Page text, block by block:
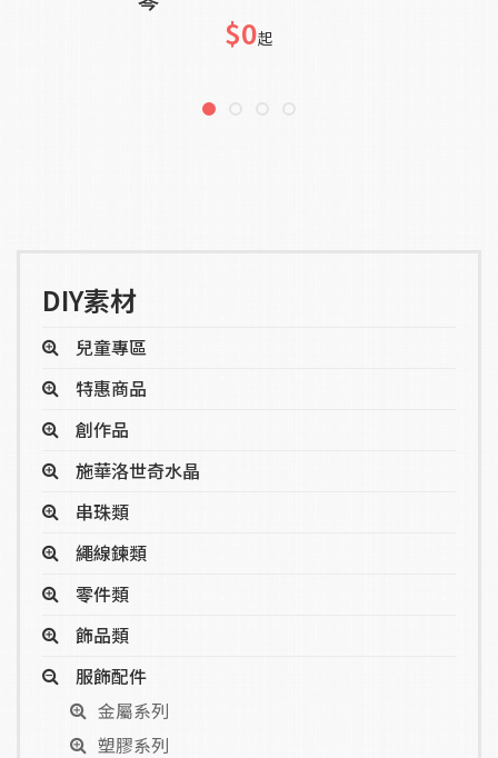
$0起
DIY素材
兒童專區
特惠商品
創作品
施華洛世奇水晶
串珠類
繩線鍊類
零件類
飾品類
服飾配件
金屬系列
塑膠系列